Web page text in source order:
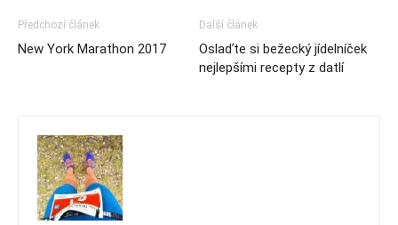
Předchozí článek
New York Marathon 2017
Další článek
Oslaďte si bežecký jídelníček
nejlepšími recepty z datlí